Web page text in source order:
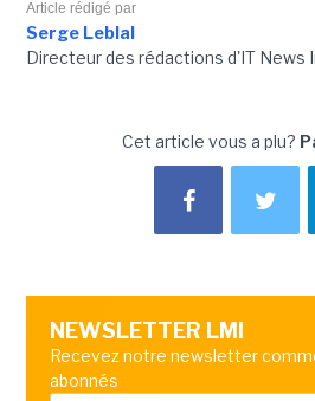
Article rédigé par
Serge Leblal
Directeur des rédactions d'IT News
Cet article vous a plu?
NEWSLETTER LMI
Recevez notre newsletter
abonnés